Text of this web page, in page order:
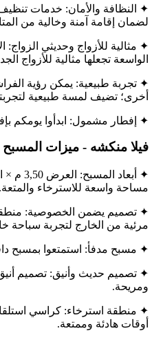
✦ النظافة والأمان: خدمات تنظيف
لضمان إقامة آمنة وخالية من
✦ مثالية للأزواج وحديثي الزواج:
الواسعة تجعلها مثالية للأزواج
✦ تجربة طبيعية: يمكن رؤية
أخرى؛ تضيف لمسة طبيعية
✦ إفطار مشمول: ابدأوا يومكم
فيلا منكشه - ميزات
مساحة واسعة للاسترخاء والمتعة.
✦ تصميم يضمن الخصوصية:
مرئية من الخارج لتجربة سباحة
✦ مسبح مدفأ: استمتعوا بمسبح
✦ تصميم حديث وأنيق: تصميم
ومريحة.
✦ منطقة استرخاء: كراسي
أوقات هادئة وممتعة.